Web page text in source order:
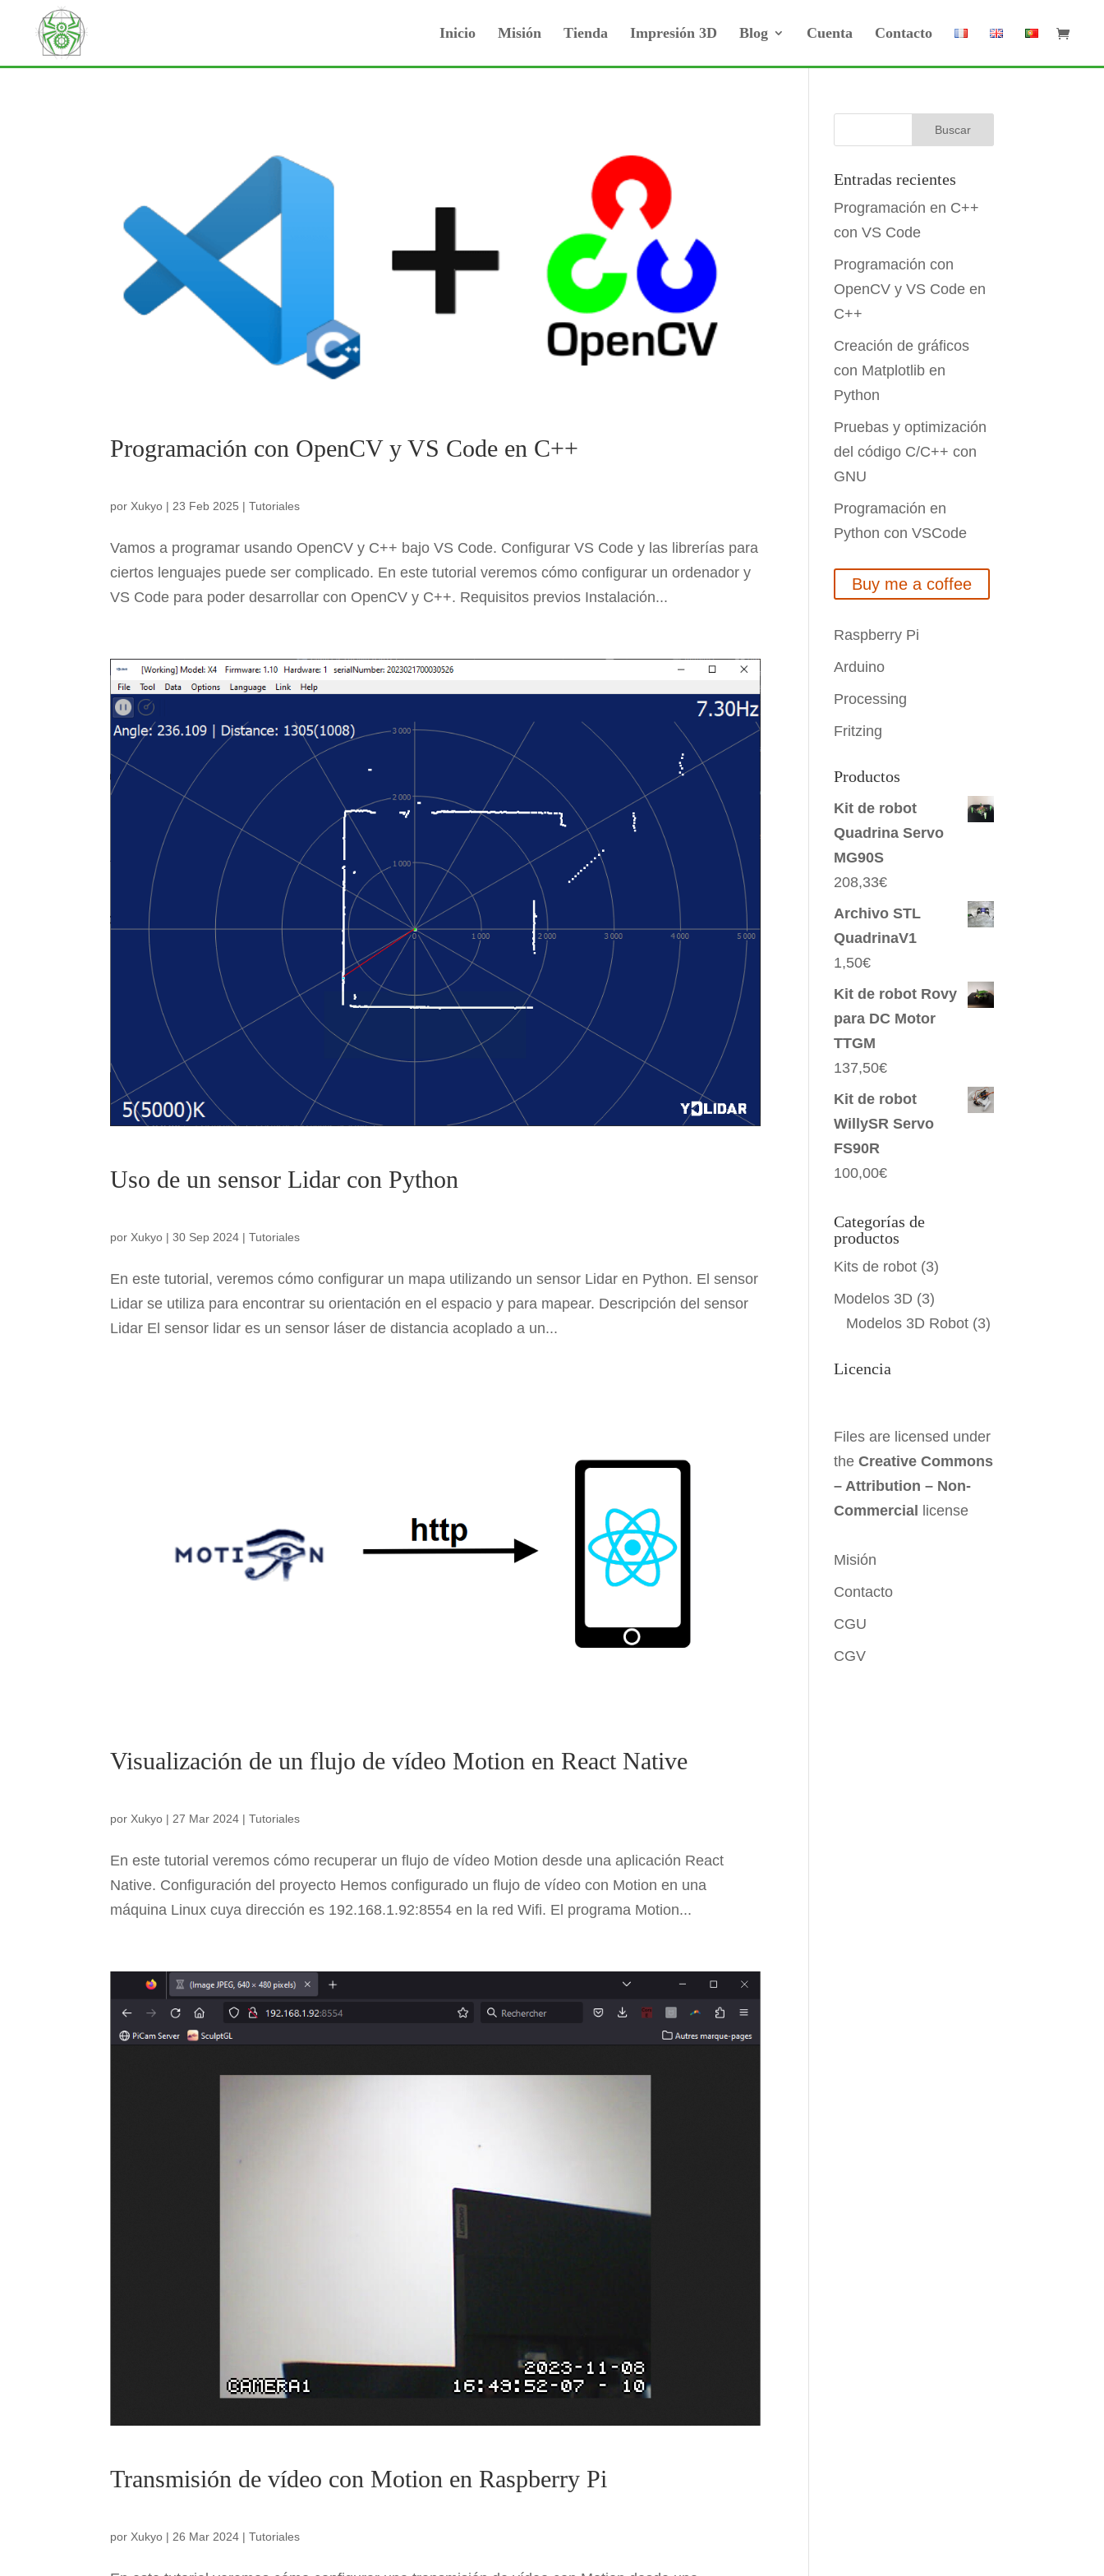
Inicio Misión Tienda Impresión 3D Blog Cuenta Contacto
Programación con OpenCV y VS Code en C++
por Xukyo | 23 Feb 2025 |Tutoriales
Vamos a programar usando OpenCV y C++ bajo VS Code. Configurar VS Code y las librerías para
ciertos lenguajes puede ser complicado. En este tutorial veremos cómo configurar un ordenador y
VS Code para poder desarrollar con OpenCV y C++. Requisitos previos Instalación...
Uso de un sensor Lidar con Python
porXukyo |30 Sep 2024 |Tutoriales
En este tutorial, veremos cómo configurar un mapa utilizando un sensor Lidar en Python. El sensor
Lidar se utiliza para encontrar su orientación en el espacio y para mapear. Descripción del sensor
Lidar El sensor lidar es un sensor láser de distancia acoplado a un...
Visualización de un flujo de vídeo Motion en React Native
por Xukyo | 27 Mar 2024 |Tutoriales
En este tutorial veremos cómo recuperar un flujo de vídeo Motion desde una aplicación React
Native. Configuración del proyecto Hemos configurado un flujo de vídeo con Motion en una
máquina Linux cuya dirección es 192.168.1.92:8554 en la red Wifi. El programa Motion...
Transmisión de vídeo con Motion en Raspberry Pi
porXukyo |26 Mar 2024 |Tutoriales
Entradas recientes
Programación en C++
con VS Code
Programación con
OpenCV y VS Code en
C++
Creación de gráficos
con Matplotlib en
Python
Pruebas y optimización
del código C/C++ con
GNU
Programación en
Python con VSCode
Buy me a coffee
Raspberry Pi
Arduino
Processing
Fritzing
Productos
Kit de robot
Quadrina Servo
MG90S
208,33€
Archivo STL
QuadrinaV1
1,50€
Kit de robot Rovy
para DC Motor
TTGM
137,50€
Kit de robot
WillySR Servo
FS90R
100,00€
Categorías de
productos
Kits de robot (3)
Modelos 3D (3)
Modelos 3D Robot (3)
Licencia
Files are licensed under
theCreative Commons
– Attribution – Non-
Commercial
license
Misión
Contacto
CGU
CGV